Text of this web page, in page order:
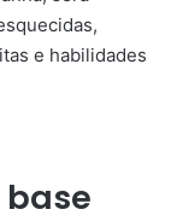
e habilidades